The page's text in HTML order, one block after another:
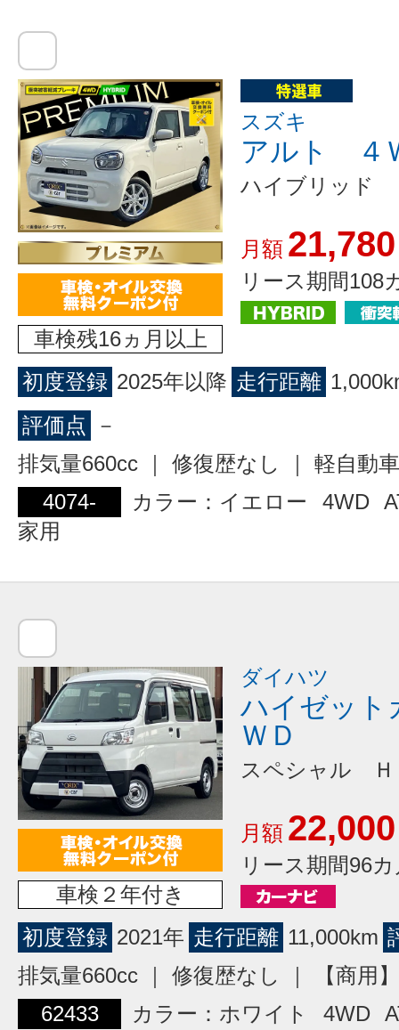
車検残16ヵ月以上
スズキ
アルト ４
ハイブリッド
月額 21,780
リース期間108
初度登録 2025年以降 走行距離
評価点
－
排気量660cc ｜ 修復歴なし ｜ 軽自動車
4074-
カラー：イエロー 4WD
家用
車検２年付き
ダイハツ
ハイゼッ
ＷＤ
スペシャル Ｈ
月額 22,000
リース期間96
初度登録 2021年 走行距離 11,000km
排気量660cc ｜ 修復歴なし ｜ 【商用
62433
カラー：ホワイト 4WD